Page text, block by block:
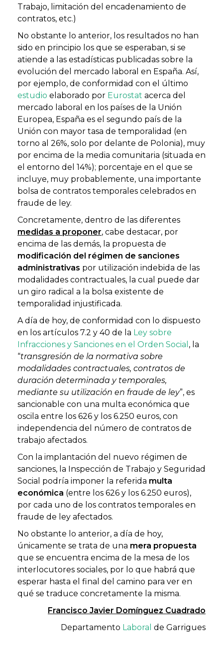
Trabajo, limitación del encadenamiento de
contratos, etc.)
No obstante lo anterior, los resultados no han
sido en principio los que se esperaban, si se
atiende a las estadísticas publicadas sobre la
evolución del mercado laboral en España. Así,
por ejemplo, de conformidad con el último
estudio elaborado por Eurostat acerca del
mercado laboral en los países de la Unión
Europea, España es el segundo país de la
Unión con mayor tasa de temporalidad (en
torno al 26%, solo por delante de Polonia), muy
por encima de la media comunitaria (situada en
el entorno del 14%); porcentaje en el que se
incluye, muy probablemente, una importante
bolsa de contratos temporales celebrados en
fraude de ley.
Concretamente, dentro de las diferentes
medidas a proponer, cabe destacar, por
encima de las demás, la propuesta de
modificación del régimen de sanciones
administrativas por utilización indebida de las
modalidades contractuales, la cual puede dar
un giro radical a la bolsa existente de
temporalidad injustificada.
A día de hoy, de conformidad con lo dispuesto
en los artículos 7.2 y 40 de la Ley sobre
Infracciones y Sanciones en el Orden Social , la
“transgresión de la normativa sobre
modalidades contractuales, contratos de
duración determinada y temporales,
mediante su utilización en fraude de ley”, es
sancionable con una multa económica que
oscila entre los 626 y los 6.250 euros, con
independencia del número de contratos de
trabajo afectados.
Con la implantación del nuevo régimen de
sanciones, la Inspección de Trabajo y Seguridad
Social podría imponer la referida multa
económica (entre los 626 y los 6.250 euros),
por cada uno de los contratos temporales en
fraude de ley afectados.
No obstante lo anterior, a día de hoy,
únicamente se trata de una mera propuesta
que se encuentra encima de la mesa de los
interlocutores sociales, por lo que habrá que
esperar hasta el final del camino para ver en
qué se traduce concretamente la misma.
Francisco Javier Domínguez Cuadrado
Departamento Laboral de Garrigues